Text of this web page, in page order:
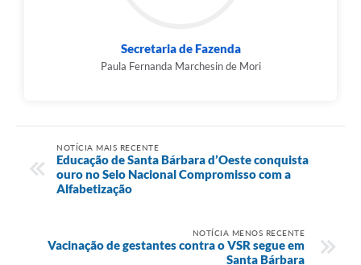
Secretaria de Fazenda
Paula Fernanda Marchesin de Mori
NOTÍCIA MAIS RECENTE
Educação de Santa Bárbara d’Oeste conquista
ouro no Selo Nacional Compromisso com a
Alfabetização
NOTÍCIA MENOS RECENTE
Vacinação de gestantes contra o VSR segue em
Santa Bárbara